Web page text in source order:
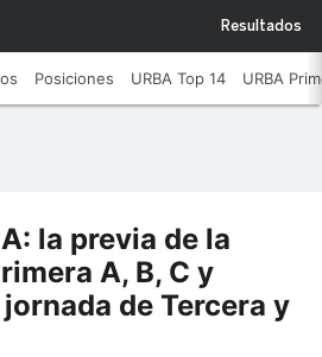
Resultados
Posiciones URBA Top 14 URBA
la previa de la
A, B, C y
de Tercera y